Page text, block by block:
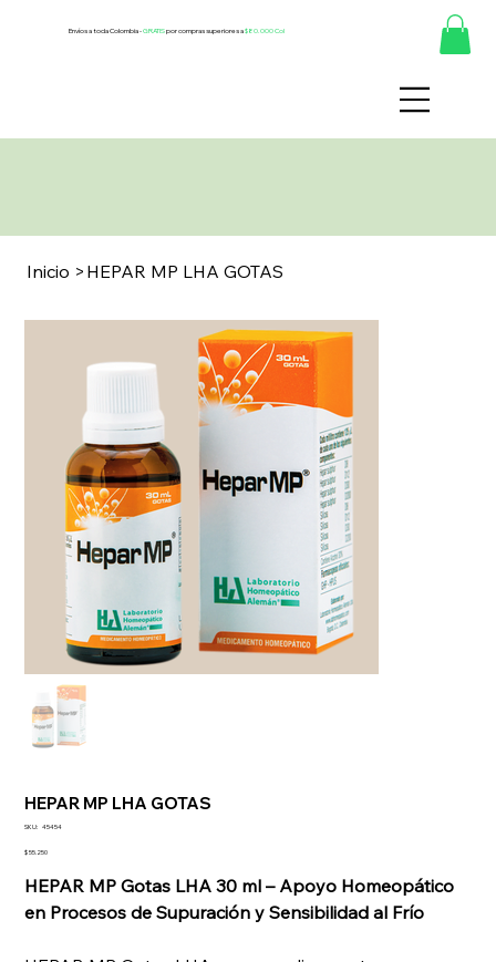
Envíos a toda Colombia -GRATISpor compras superiores a$80.000 Col
Inicio > HEPAR MP LHA GOTAS
HEPAR MP LHA GOTAS
SKU: SKU
45454
Precio
$ 55.250
HEPAR MP Gotas LHA 30 ml – Apoyo Homeopático
en Procesos de Supuración y Sensibilidad al Frío